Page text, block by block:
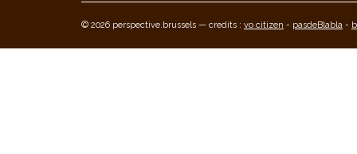
© 2026 perspective.brussels — credits : vo citizen - pasdeBlabla -